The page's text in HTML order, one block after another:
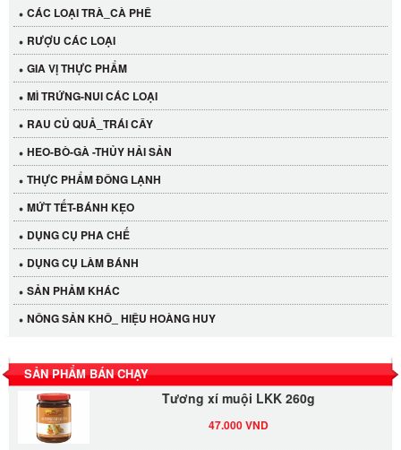
CÁC LOẠI TRÀ_CÀ PHÊ
RƯỢU CÁC LOẠI
GIA VỊ THỰC PHẨM
MÌ TRỨNG-NUI CÁC LOẠI
RAU CỦ QUẢ_TRÁI CÂY
HEO-BÒ-GÀ -THỦY HẢI SẢN
THỰC PHẨM ĐÔNG LẠNH
MỨT TẾT-BÁNH KẸO
DỤNG CỤ PHA CHẾ
DỤNG CỤ LÀM BÁNH
SẢN PHẢM KHÁC
NÔNG SẢN KHÔ_ HIỆU HOÀNG HUY
SẢN PHẨM BÁN CHẠY
Cần Tây Đà Lạt
40.000 VND
LỐC 12 HỦ Tương xí muội LKK 260g
Tương xí muội LKK 260g